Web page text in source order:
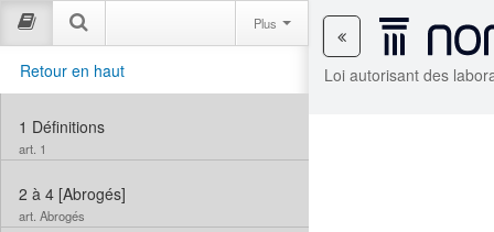
Loi autorisant des
Plus
Retour en haut
1 Définitions
art. 1
2 à 4 [Abrogés]
art. Abrogés